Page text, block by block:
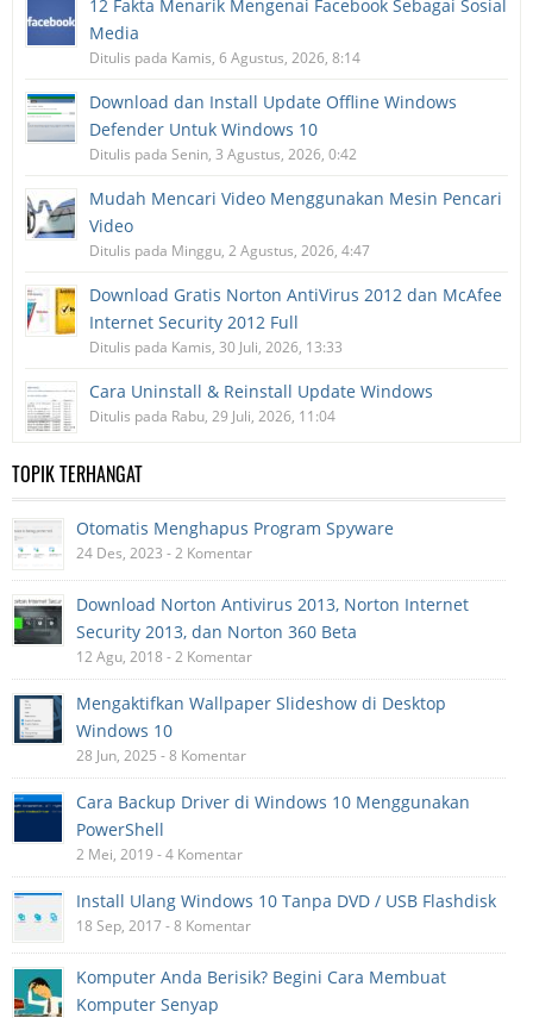
12 Fakta Menarik Mengenai Facebook Sebagai Sosial
Media
Ditulis pada Kamis, 6 Agustus, 2026, 8:14
Download dan Install Update Offline Windows
Defender Untuk Windows 10
Ditulis pada Senin, 3 Agustus, 2026, 0:42
Mudah Mencari Video Menggunakan Mesin Pencari
Video
Ditulis pada Minggu, 2 Agustus, 2026, 4:47
Download Gratis Norton AntiVirus 2012 dan McAfee
Internet Security 2012 Full
Ditulis pada Kamis, 30 Juli, 2026, 13:33
Cara Uninstall & Reinstall Update Windows
Ditulis pada Rabu, 29 Juli, 2026, 11:04
TOPIK TERHANGAT
Otomatis Menghapus Program Spyware
24 Des, 2023 - 2 Komentar
Download Norton Antivirus 2013, Norton Internet
Security 2013, dan Norton 360 Beta
12 Agu, 2018 - 2 Komentar
Mengaktifkan Wallpaper Slideshow di Desktop
Windows 10
28 Jun, 2025 - 8 Komentar
Cara Backup Driver di Windows 10 Menggunakan
PowerShell
2 Mei, 2019 - 4 Komentar
Install Ulang Windows 10 Tanpa DVD / USB Flashdisk
18 Sep, 2017 - 8 Komentar
Komputer Anda Berisik? Begini Cara Membuat
Komputer Senyap